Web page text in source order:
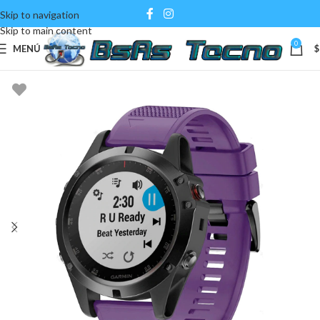
Skip to navigation
Skip to main content
MENÚ 0 $